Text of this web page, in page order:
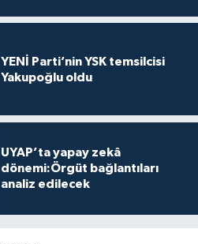
YENİ Parti’nin YSK temsilcisi
Yakupoğlu oldu
UYAP’ta yapay zekâ
dönemi:Örgüt bağlantıları
analiz edilecek